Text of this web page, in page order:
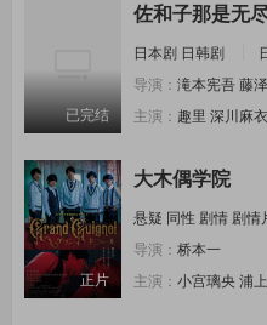
已完结
佐和子那是无
日本剧 日韩剧
导演： 滝本宪吾 藤
主演： 趣里 深川麻衣
正片
大木偶学院
悬疑 同性 剧情 剧情
导演： 桥本一
主演： 小宫璃央 浦